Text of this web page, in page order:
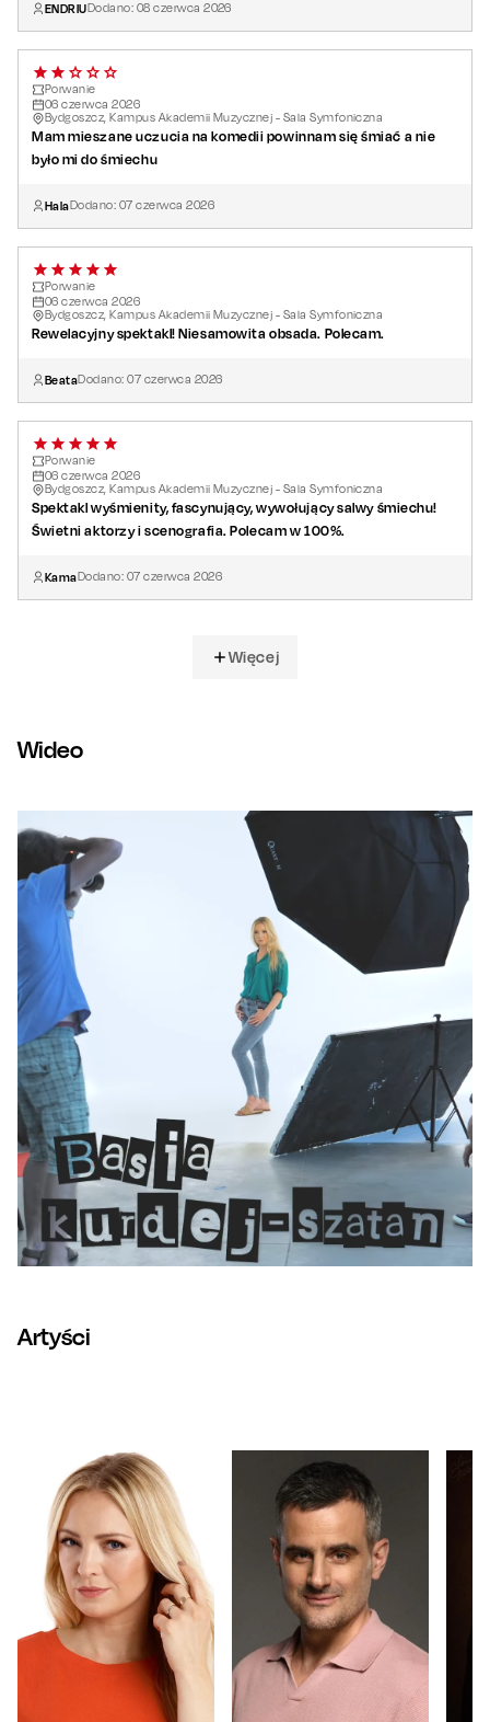
ENDRIUDodano: 08 czerwca 2026
Porwanie
06 czerwca 2026
Bydgoszcz, Kampus Akademii Muzycznej - Sala Symfoniczna
Mam mieszane uczucia na komedii powinnam się śmiać a nie
było mi do śmiechu
HalaDodano: 07 czerwca 2026
Porwanie
06 czerwca 2026
Bydgoszcz, Kampus Akademii Muzycznej - Sala Symfoniczna
Rewelacyjny spektakl! Niesamowita obsada. Polecam.
BeataDodano:07 czerwca 2026
Porwanie
06 czerwca 2026
Bydgoszcz, Kampus Akademii Muzycznej - Sala Symfoniczna
Spektakl wyśmienity, fascynujący, wywołujący salwy śmiechu!
Świetni aktorzy i scenografia. Polecam w 100%.
KamaDodano: 07 czerwca 2026
Więcej
Wideo
Artyści